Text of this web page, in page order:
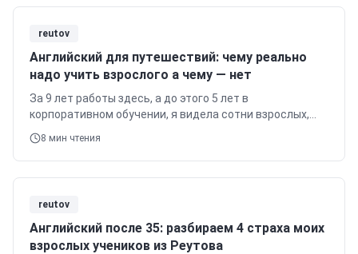
reutov
Английский для путешествий: чему реально
надо учить взрослого а чему — нет
За 9 лет работы здесь, а до этого 5 лет в
корпоративном обучении, я видела сотни взрослых,
которые хотят заговорить на английском, в том числе
и для путешествий.
8 мин чтения
reutov
Английский после 35: разбираем 4 страха моих
взрослых учеников из Реутова